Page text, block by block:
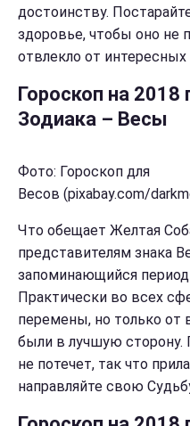
достоинству.
здоровье, чтобы оно не
отвлекло от интересных
Гороскоп на 2018
Зодиака – Весы
Фото: Гороскоп для
Весов (pixabay.com/
Что обещает Желтая
представителям знака
запоминающийся
Практически во всех
перемены, но только от
были в лучшую сторону.
не потечет, так что
направляйте свою